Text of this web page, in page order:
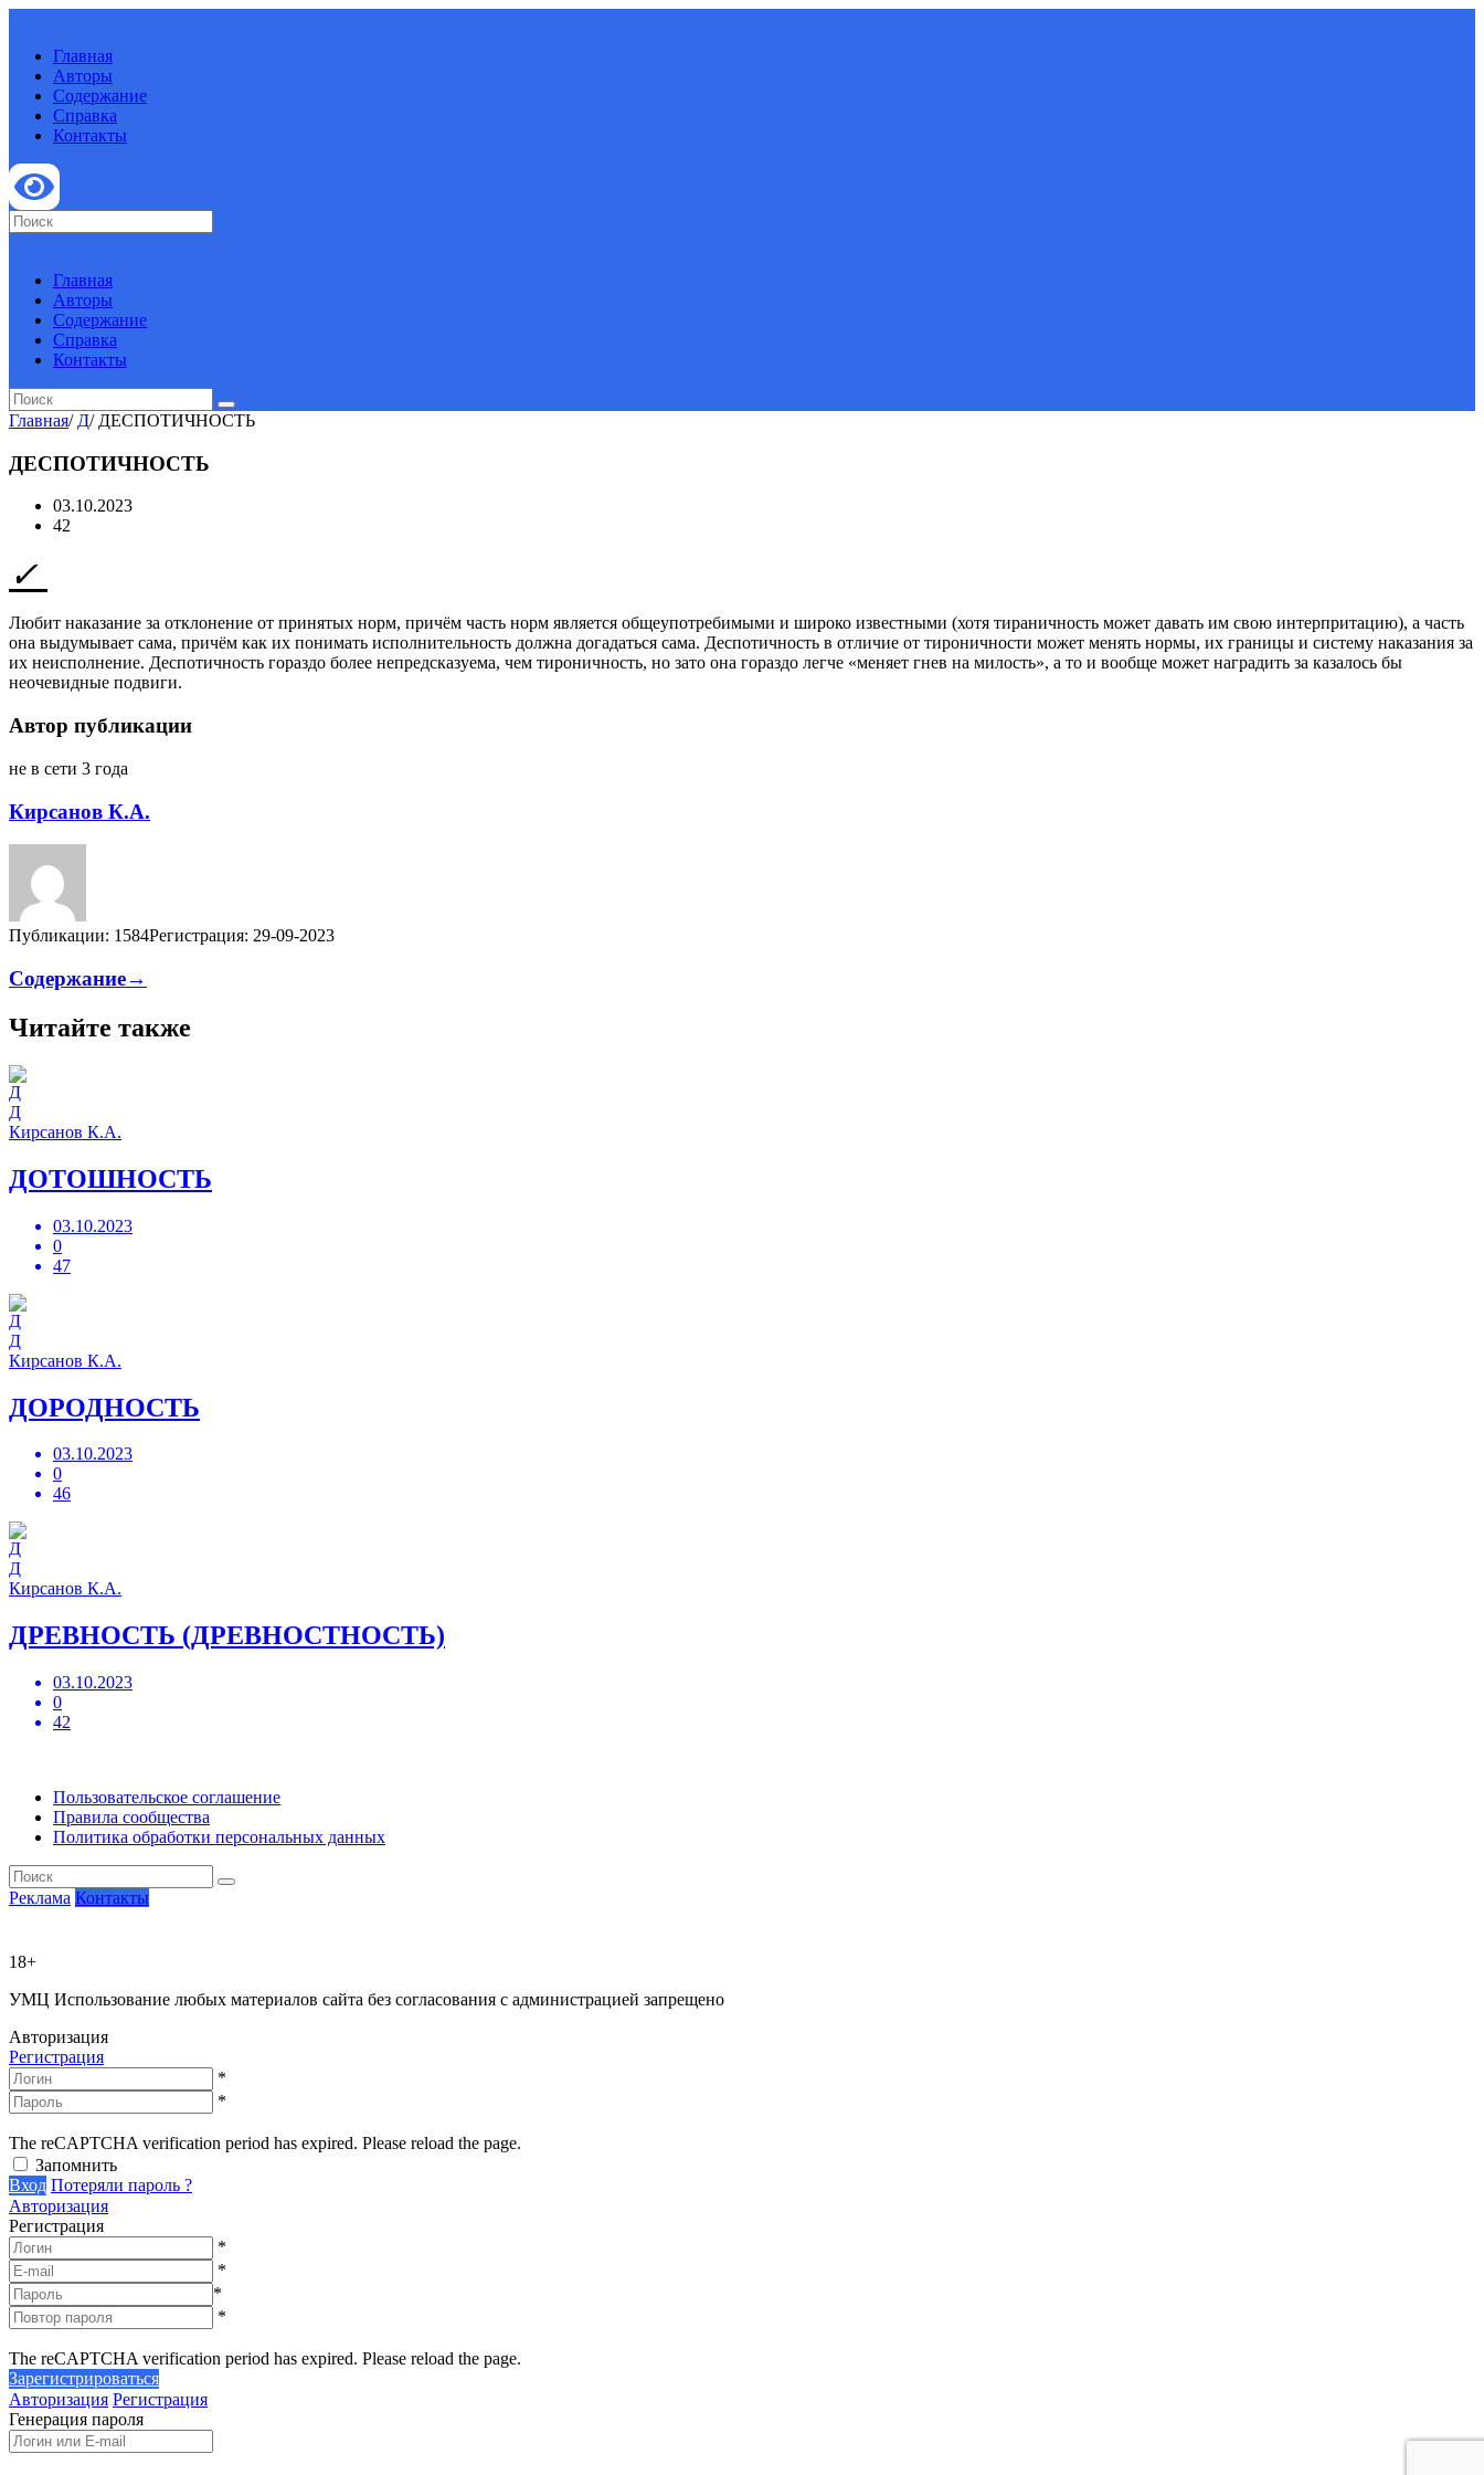
Главная
Авторы
Содержание
Справка
Контакты
Главная
Авторы
Содержание
Справка
Контакты
Главная/ Д/ ДЕСПОТИЧНОСТЬ
ДЕСПОТИЧНОСТЬ
03.10.2023
42
Любит наказание за отклонение от принятых норм, причём часть норм является общеупотребимыми и широко известными (хотя тираничность может давать им свою интерпритацию), а часть
она выдумывает сама, причём как их понимать исполнительность должна догадаться сама. Деспотичность в отличие от тироничности может менять нормы, их границы и систему наказания за
их неисполнение. Деспотичность гораздо более непредсказуема, чем тироничность, но зато она гораздо легче «меняет гнев на милость», а то и вообще может наградить за казалось бы
неочевидные подвиги.
Автор публикации
не в сети 3 года
Кирсанов К.А.
Публикации: 1584Регистрация: 29-09-2023
Содержание→
Читайте также
Д
Кирсанов К.А.
ДОТОШНОСТЬ
03.10.2023
0
47
Д
Кирсанов К.А.
ДОРОДНОСТЬ
03.10.2023
0
46
Д
Кирсанов К.А.
ДРЕВНОСТЬ (ДРЕВНОСТНОСТЬ)
03.10.2023
0
42
Пользовательское соглашение
Правила сообщества
Политика обработки персональных данных
Реклама Контакты
18+
УМЦ Использование любых материалов сайта без согласования с администрацией запрещено
Авторизация
Регистрация
*
*
The reCAPTCHA verification period has expired. Please reload the page.
Запомнить
Вход Потеряли пароль ?
Авторизация
Регистрация
*
*
*
*
The reCAPTCHA verification period has expired. Please reload the page.
Зарегистрироваться
Авторизация Регистрация
Генерация пароля